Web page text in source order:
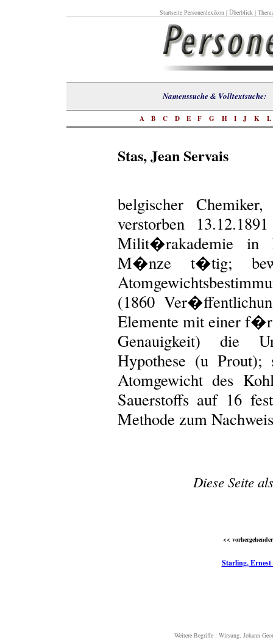
Startseite Personenlexikon| Überblick|
Namenssuche &
A B C D E F G H I J K L
Stas, Jean Servais
belgischer
verstorben
Milit�rakademie
M�nze t�tig;
(1860
Elemente mit einer
Genauigkeit) die
Hypothese (u
Atomgewicht des
Sauerstoffs auf 16
Methode zum
Diese Seite
<<
Starling, Ernest
Weitere Begriffe : Wirsung, Johann